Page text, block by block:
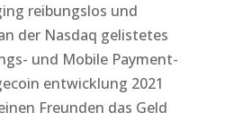
reibungslos und
der Nasdaq gelistetes
und Mobile Payment-
entwicklung 2021
Freunden das Geld